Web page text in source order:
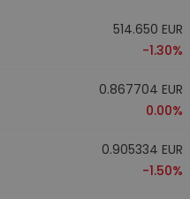
514.650 EUR
-1.30%
0.867704 EUR
0.00%
0.905334 EUR
-1.50%